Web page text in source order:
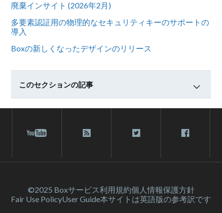
廃棄インサイト (2026年2月)
多要素認証用の物理的なセキュリティキーのサポートの
導入
Boxの新しくなったデザインのリリース
このセクションの記事
©2025 Boxサービス利⽤規約個人情報保護方針
Fair Use PolicyUser Guide本サイトは英語版の参考訳です